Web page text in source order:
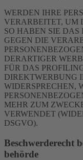
WERDEN IHRE
VERARBEITET, UM
SO HABEN SIE DAS
GEGEN DIE
DERARTIGER
FÜR DAS
DIREKTWERBUNG
WIDERSPRECHEN,
MEHR ZUM
VERWENDET
DSGVO).
Beschwerde­recht
behörde